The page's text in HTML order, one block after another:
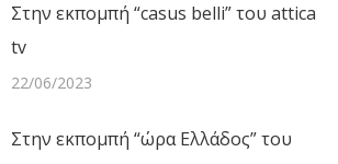
Στην εκπομπή “casus belli” του attica
tv
22/06/2023
Στην εκπομπή “ώρα Ελλάδος” του